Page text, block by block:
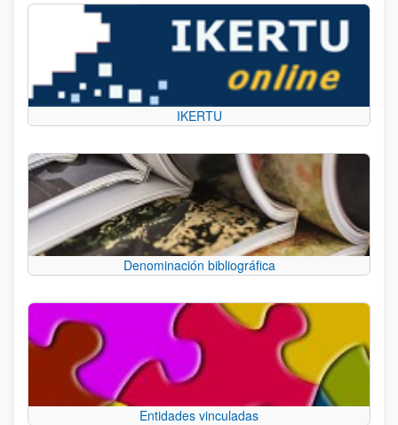
IKERTU
Denominación bibliográfica
Entidades vinculadas